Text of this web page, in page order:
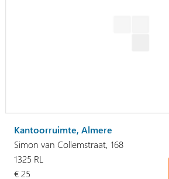
Kantoorruimte, Almere
Simon van Collemstraat, 168
1325 RL
€ 25